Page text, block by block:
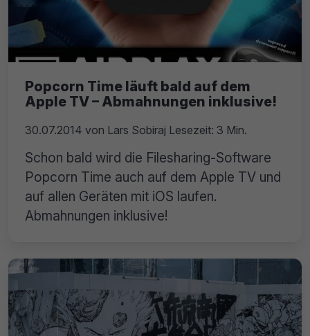
Popcorn Time läuft bald auf dem
Apple TV – Abmahnungen inklusive!
30.07.2014 von Lars Sobiraj Lesezeit: 3 Min.
Schon bald wird die Filesharing-Software
Popcorn Time auch auf dem Apple TV und
auf allen Geräten mit iOS laufen.
Abmahnungen inklusive!